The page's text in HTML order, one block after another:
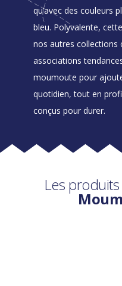
qu’avec des couleurs
bleu. Polyvalente,
nos autres collections
associations
moumoute pour
quotidien, tout en
conçus pour durer.
Les